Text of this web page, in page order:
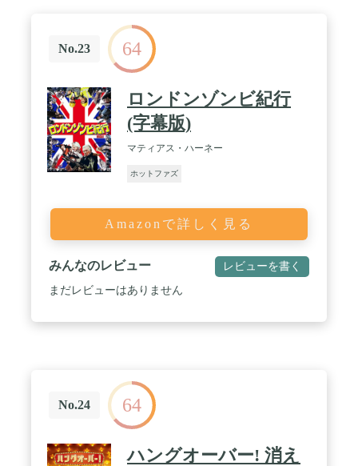
No.23 64
ロンドンゾンビ紀行
(字幕版)
マティアス・ハーネー
ホットファズ
Amazonで詳しく見る
みんなのレビュー レビューを書く
まだレビューはありません
No.24 64
ハングオーバー! 消え